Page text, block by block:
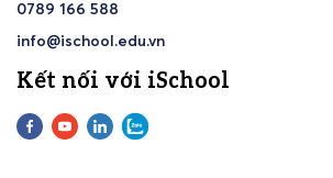
0789 166 588
info@ischool.edu.vn
Kết nối với iSchool